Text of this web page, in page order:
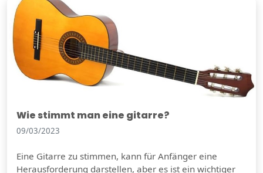
Wie stimmt man eine gitarre?
09/03/2023
Eine Gitarre zu stimmen, kann für Anfänger eine
Herausforderung darstellen, aber es ist ein wichtiger